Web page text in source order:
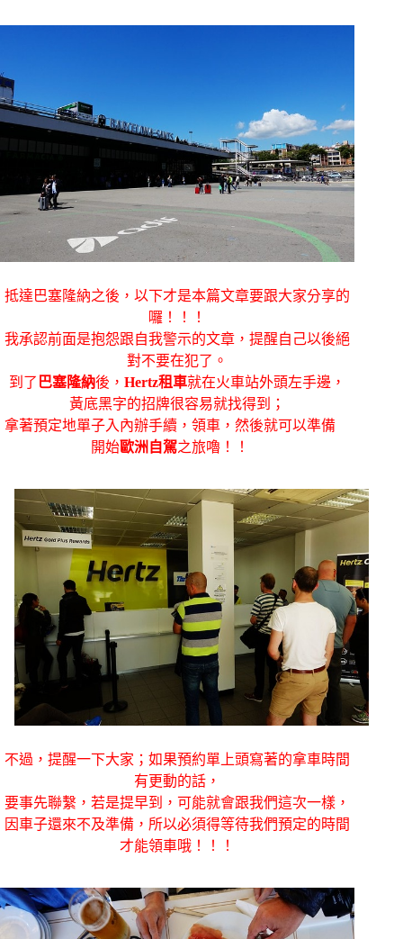
抵達巴塞隆納之後，以下才是本篇文章要跟大家分享的
囉！！！
我承認前面是抱怨跟自我警示的文章，提醒自己以後絕
對不要在犯了。
到了 巴塞隆納後，Hertz租車就在火車站外頭左手邊，
黃底黑字的招牌很容易就找得到；
拿著預定地單子入內辦手續，領車，然後就可以準備
開始歐洲自駕之旅嚕！！
不過，提醒一下大家；如果預約單上頭寫著的拿車時間
有更動的話，
要事先聯繫，若是提早到，可能就會跟我們這次一樣，
因車子還來不及準備，所以必須得等待我們預定的時間
才能領車哦！！！